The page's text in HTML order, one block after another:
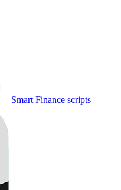
Smart Finance scripts